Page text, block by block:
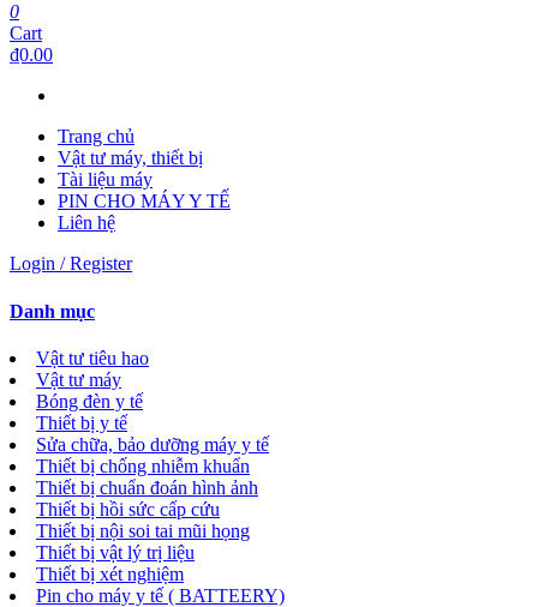
0
Cart
₫0.00
Trang chủ
Vật tư máy, thiết bị
Tài liệu máy
PIN CHO MÁY Y TẾ
Liên hệ
Login / Register
Danh mục
Vật tư tiêu hao
Vật tư máy
Bóng đèn y tế
Thiết bị y tế
Sửa chữa, bảo dưỡng máy y tế
Thiết bị chống nhiễm khuẩn
Thiết bị chuẩn đoán hình ảnh
Thiết bị hồi sức cấp cứu
Thiết bị nội soi tai mũi họng
Thiết bị vật lý trị liệu
Thiết bị xét nghiệm
Pin cho máy y tế ( BATTEERY)